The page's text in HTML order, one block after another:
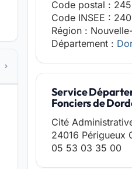
Code postal :
Code INSEE :
Région :
Département :
Service
Fonciers de
Cité
24016 Périgueux
05 53 03 35 00